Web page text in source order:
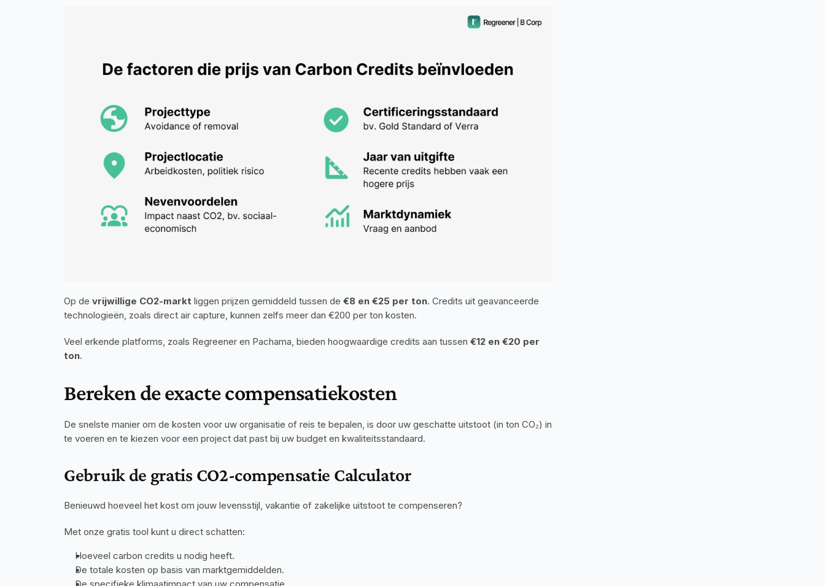
Op de vrijwillige CO2-markt liggen prijzen gemiddeld tussen de €8 en €25 per ton. Credits uit geavanceerde
technologieën, zoals direct air capture, kunnen zelfs meer dan €200 per ton kosten.
Veel erkende platforms, zoals Regreener en Pachama, bieden hoogwaardige credits aan tussen €12 en €20 per
ton.
Bereken de exacte compensatiekosten
De snelste manier om de kosten voor uw organisatie of reis te bepalen, is door uw geschatte uitstoot (in ton CO₂) in
te voeren en te kiezen voor een project dat past bij uw budget en kwaliteitsstandaard.
Gebruik de gratis CO2-compensatie Calculator
Benieuwd hoeveel het kost om jouw levensstijl, vakantie of zakelijke uitstoot te compenseren?
Met onze gratis tool kunt u direct schatten:
Hoeveel carbon credits u nodig heeft.
De totale kosten op basis van marktgemiddelden.
De specifieke klimaatimpact van uw compensatie.